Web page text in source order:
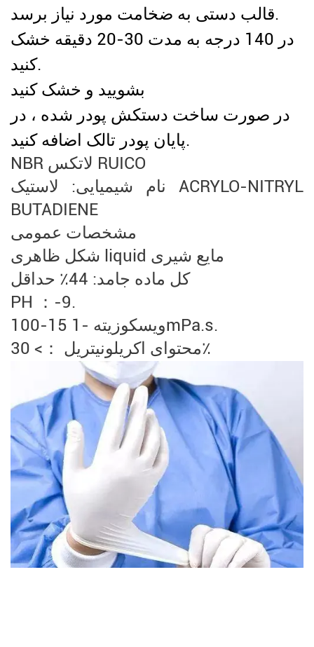
قالب دستی به ضخامت مورد نیاز برسد.
در 140 درجه به مدت 30-20 دقیقه خشک
کنید.
بشویید و خشک کنید
در صورت ساخت دستکش پودر شده ، در
پایان پودر تالک اضافه کنید.
NBR لاتکس RUICO
نام شیمیایی: لاستیک ACRYLO-NITRYL
BUTADIENE
مشخصات عمومی
شکل ظاهری liquid مایع شیری
کل ماده جامد: 44٪ حداقل
PH ：-9.
ویسکوزیته -1 15-100mPa.s.
محتوای اکریلونیتریل ：> 30٪